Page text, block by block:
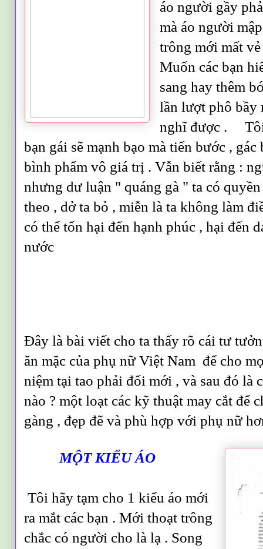
áo người gầy
mà áo người
trông mới mất
Muốn các bạn
sang hay thêm
lần lượt phô bầy
nghĩ được . Tôi
bạn gái sẽ mạnh bạo mà tiến bước ,
bình phẩm vô giá trị . Vẫn biết rằng :
nhưng dư luận " quáng gà " ta có
theo , dở ta bỏ , miễn là ta không làm
có thể tổn hại đến hạnh phúc , hại đến
nước
Đây là bài viết cho ta thấy rõ cái tư
ăn mặc của phụ nữ Việt Nam để cho
niệm tại tao phải đổi mới , và sau đó là
nào ? một loạt các kỹ thuật may cắt để
gàng , đẹp đẽ và phù hợp với phụ nữ
MỘT KIỂU ÁO
Tôi hãy tạm cho 1 kiểu áo mới
ra mắt các bạn . Mới thoạt trông
chắc có người cho là lạ . Song